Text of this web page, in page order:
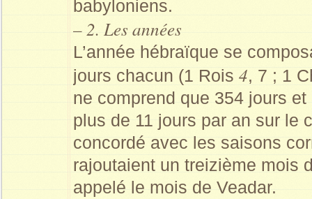
babyloniens.
– 2. Les années
L’année hébraïque se
jours chacun (1 Rois 4, 7 ; 1
ne comprend que 354 jours et
plus de 11 jours par an sur le
concordé avec les saisons
rajoutaient un treizième mois
appelé le mois de Veadar.